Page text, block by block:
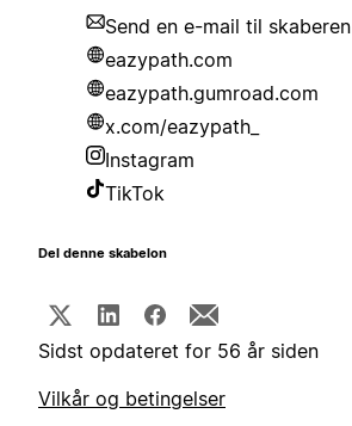
Send en e-mail til skaberen
eazypath.com
eazypath.gumroad.com
x.com/eazypath_
Instagram
TikTok
Del denne skabelon
Sidst opdateret for 56 år siden
Vilkår og betingelser